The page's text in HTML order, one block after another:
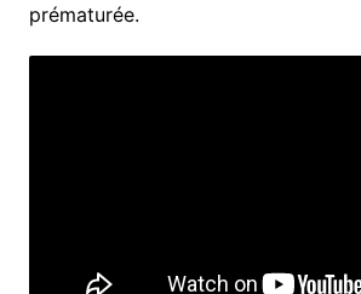
prématurée.